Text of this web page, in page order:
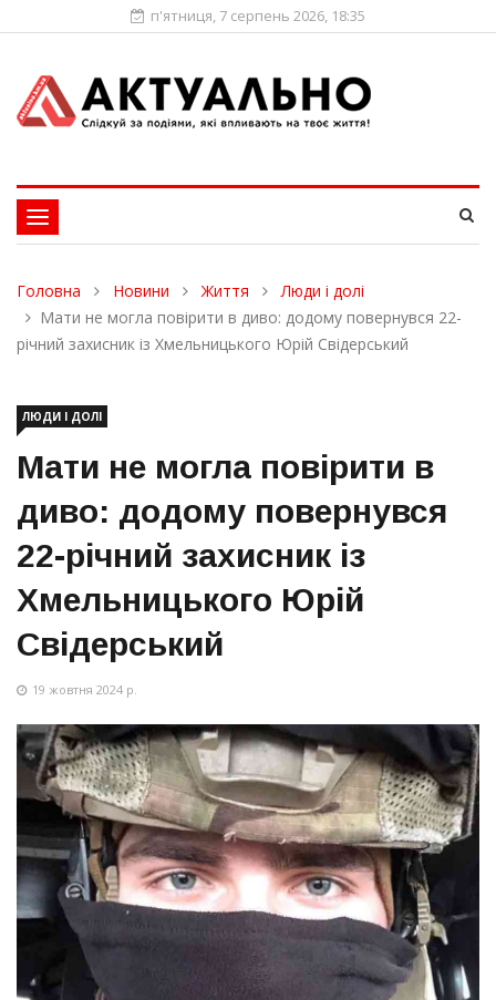
п'ятниця, 7 серпень 2026, 18:35
Toggle
navigation
Головна Новини Життя
Люди і долі
Мати не могла повірити в диво: додому повернувся 22-
річний захисник із Хмельницького Юрій Свідерський
ЛЮДИ І ДОЛІ
Мати не могла повірити в
диво: додому повернувся
22-річний захисник із
Хмельницького Юрій
Свідерський
19 жовтня 2024 р.